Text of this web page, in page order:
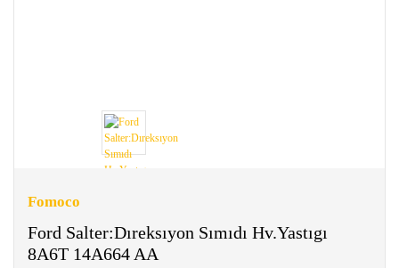
Fomoco
Ford Salter:Dıreksıyon Sımıdı Hv.Yastıgı
8A6T 14A664 AA